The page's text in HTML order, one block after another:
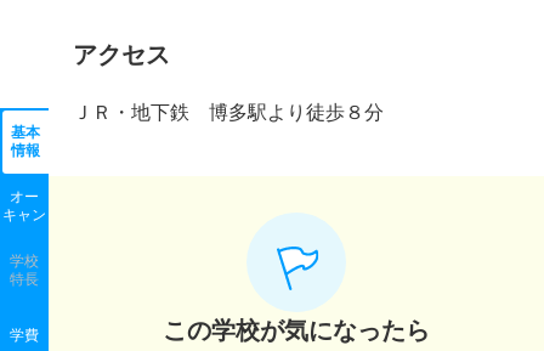
基本
情報
オー
キャン
学校
特長
学費
アクセス
ＪＲ・地下鉄 博多駅より徒歩８分
この学校が気になったら